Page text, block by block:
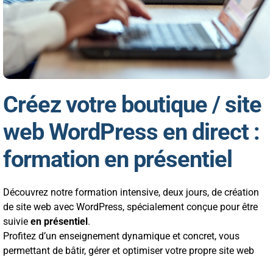
Créez votre boutique / site
web WordPress en direct :
formation en présentiel
Découvrez notre formation intensive, deux jours, de création
de site web avec WordPress, spécialement conçue pour être
suivie en présentiel.
Profitez d’un enseignement dynamique et concret, vous
permettant de bâtir, gérer et optimiser votre propre site web